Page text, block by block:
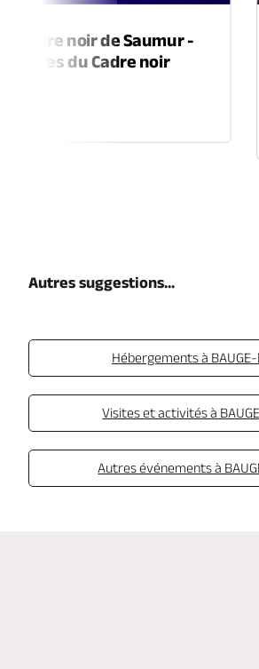
Cadre noir de Saumur -
du Cadre noir
Autres suggestions...
Hébergements à BAUGE-
Visites et activités à
Autres événements à